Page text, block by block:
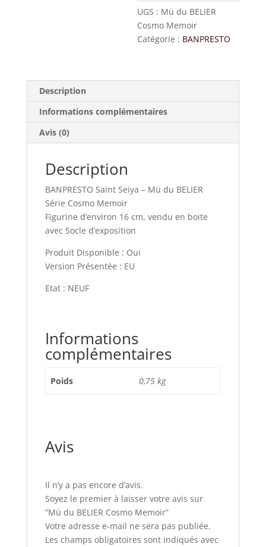
UGS : Mü du BELIER
Cosmo Memoir
Catégorie : BANPRESTO
Description
Informations complémentaires
Avis (0)
Description
BANPRESTO Saint Seiya – Mü du BELIER
Série Cosmo Memoir
Figurine d’environ 16 cm, vendu en boite
avec Socle d’exposition
Produit Disponible : Oui
Version Présentée : EU
Etat : NEUF
Informations
complémentaires
Poids 0,75 kg
Avis
Il n’y a pas encore d’avis.
Soyez le premier à laisser votre avis sur
“Mü du BELIER Cosmo Memoir”
Votre adresse e-mail ne sera pas publiée.
Les champs obligatoires sont indiqués avec